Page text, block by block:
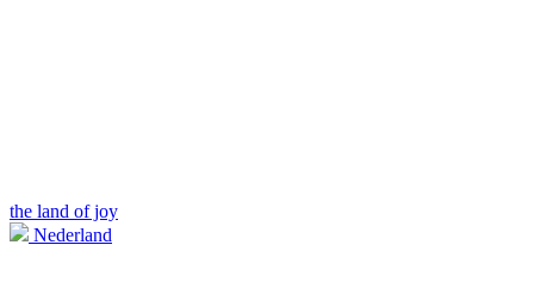
the land of joy
Nederland